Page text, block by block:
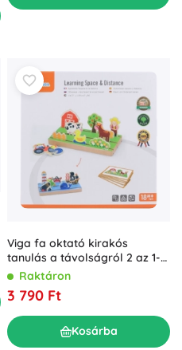
Viga fa oktató kirakós
tanulás a távolságról 2 az 1-
benRaktáron
3 790 Ft
Kosárba